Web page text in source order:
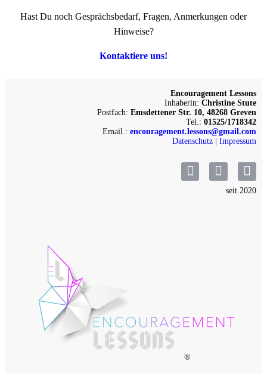
Hast Du noch Gesprächsbedarf, Fragen, Anmerkungen oder
Hinweise?
Kontaktiere uns!
Encouragement Lessons
Inhaberin: Christine Stute
Postfach: Emsdettener Str. 10, 48268 Greven
Tel.: 01525/1718342
Email.: encouragement.lessons@gmail.com
Datenschutz
Impressum
seit 2020
®